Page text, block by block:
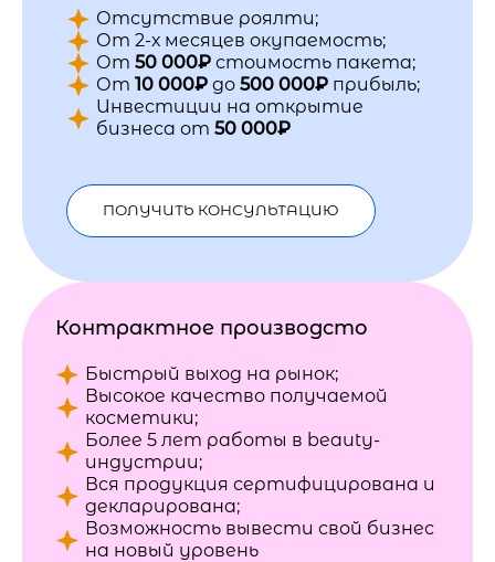
Отсутствие роялти;
От 2-х месяцев окупаемость;
От 50 000₽ стоимость пакета;
От 10 000₽ до 500 000₽ прибыль;
Инвестиции на открытие
бизнеса от 50 000₽
ПОЛУЧИТЬ КОНСУЛЬТАЦИЮ
Контрактное производсто
Быстрый выход на рынок;
Высокое качество получаемой
косметики;
Более 5 лет работы в beauty-
индустрии;
Вся продукция сертифицирована и
декларирована;
Возможность вывести свой бизнес
на новый уровень